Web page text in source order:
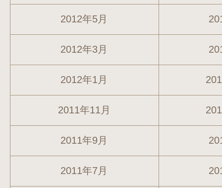
2012年5月
2012年3月
2012年1月
2011年11月
2011年9月
2011年7月